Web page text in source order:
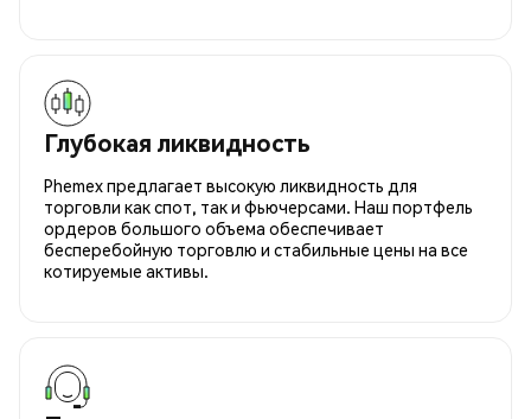
Глубокая ликвидность
Phemex предлагает высокую ликвидность для
торговли как спот, так и фьючерсами. Наш портфель
ордеров большого объема обеспечивает
бесперебойную торговлю и стабильные цены на все
котируемые активы.